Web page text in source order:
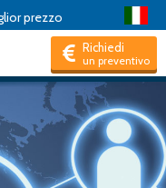
prezzo
Richiedi
un preventivo